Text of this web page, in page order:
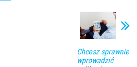
Chcesz sprawnie
wprowadzić